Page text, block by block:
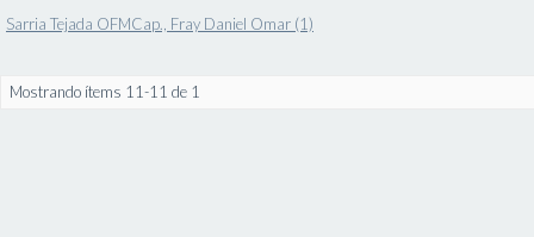
Sarria Tejada OFMCap., Fray Daniel Omar (1)
Mostrando ítems 11-11 de 1